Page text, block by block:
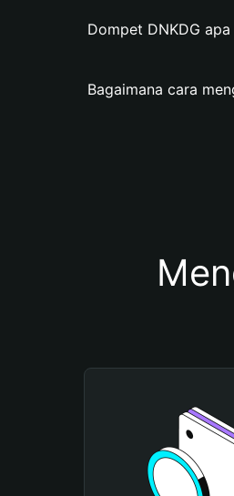
Dompet DNKDG
Bagaimana cara